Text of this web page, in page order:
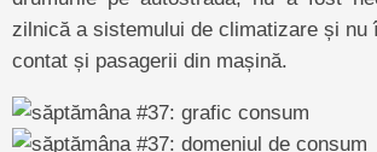
zilnică a sistemului de climatizare și nu
contat și pasagerii din mașină.